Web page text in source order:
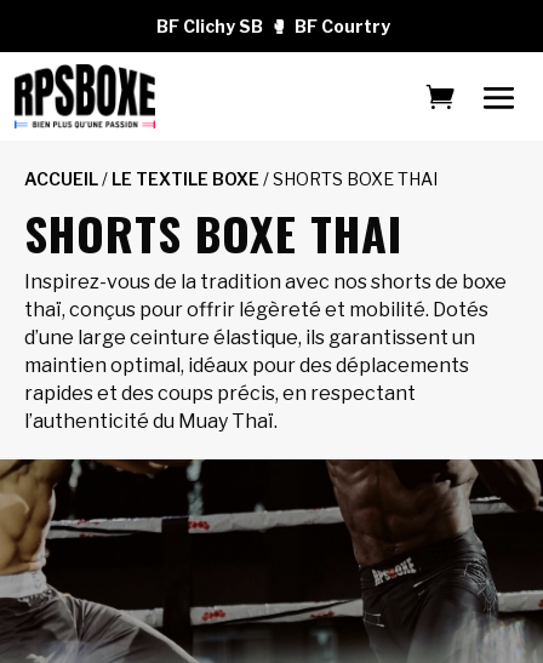
BF Clichy SB 🥊 BF Courtry
ACCUEIL/ LE TEXTILE BOXE / SHORTS BOXE THAI
SHORTS BOXE THAI
Inspirez-vous de la tradition avec nos shorts de boxe
thaï, conçus pour offrir légèreté et mobilité. Dotés
d’une large ceinture élastique, ils garantissent un
maintien optimal, idéaux pour des déplacements
rapides et des coups précis, en respectant
l’authenticité du Muay Thaï.